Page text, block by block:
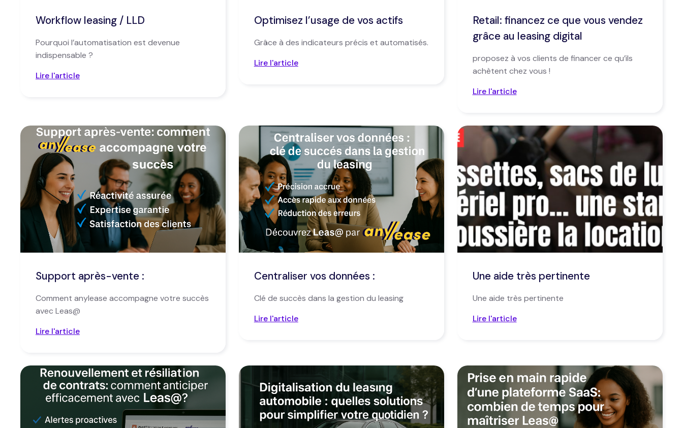
Workflow leasing / LLD
Pourquoi l’automatisation est devenue
indispensable ?
Lire l'article
Optimisez l’usage de vos actifs
Grâce à des indicateurs précis et automatisés.
Lire l'article
Retail: financez ce que vous vendez
grâce au leasing digital
proposez à vos clients de financer ce qu’ils
achètent chez vous !
Lire l'article
Support après-vente :
Comment anylease accompagne votre succès
avec Leas@
Lire l'article
Centraliser vos données :
Clé de succès dans la gestion du leasing
Lire l'article
Une aide très pertinente
Une aide très pertinente
Lire l'article